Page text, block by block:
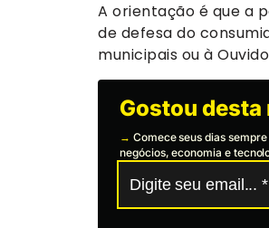
A orientação é que a
de defesa do
municipais ou à
Gostou
→ Comece seus dias
negócios, economia e